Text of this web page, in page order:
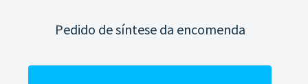
Pedido de síntese da encomenda